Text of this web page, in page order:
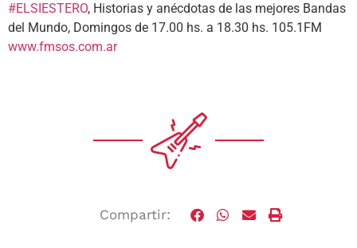
#ELSIESTERO, Historias y anécdotas de las mejores Bandas
del Mundo, Domingos de 17.00 hs. a 18.30 hs. 105.1FM
www.fmsos.com.ar
Compartir: